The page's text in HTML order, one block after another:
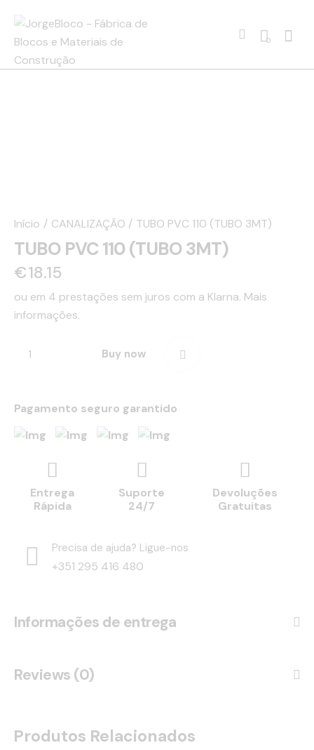
0
Início CANALIZAÇÃO TUBO PVC 110 (TUBO 3MT)
TUBO PVC 110 (TUBO 3MT)
€18.15
ou em 4 prestações sem juros com a Klarna. Mais
informações.
Buy now
Pagamento seguro garantido
Entrega
Rápida
Suporte
24/7
Devoluções
Gratuitas
Precisa de ajuda? Ligue-nos
+351 295 416 480
Informações de entrega
Reviews (0)
Produtos Relacionados